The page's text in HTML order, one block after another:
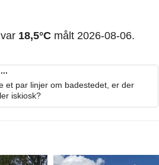
18,5°C målt 2026-08-06.
par linjer om badestedet, er der
iskiosk?